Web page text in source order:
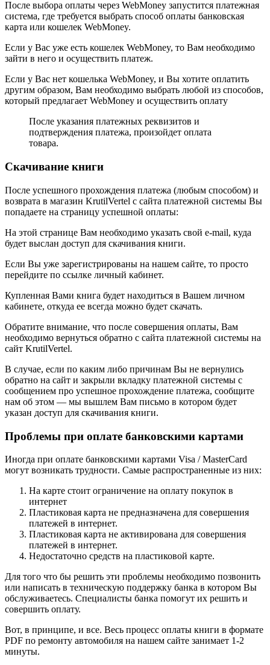
После выбора оплаты через WebMoney запустится платежная
система, где требуется выбрать способ оплаты банковская
карта или кошелек WebMoney.
Если у Вас уже есть кошелек WebMoney, то Вам необходимо
зайти в него и осуществить платеж.
Если у Вас нет кошелька WebMoney, и Вы хотите оплатить
другим образом, Вам необходимо выбрать любой из способов,
который предлагает WebMoney и осуществить оплату
После указания платежных реквизитов и
подтверждения платежа, произойдет оплата
товара.
Скачивание книги
После успешного прохождения платежа (любым способом) и
возврата в магазин KrutilVertel с сайта платежной системы Вы
попадаете на страницу успешной оплаты:
На этой странице Вам необходимо указать свой e-mail, куда
будет выслан доступ для скачивания книги.
Если Вы уже зарегистрированы на нашем сайте, то просто
перейдите по ссылке личный кабинет.
Купленная Вами книга будет находиться в Вашем личном
кабинете, откуда ее всегда можно будет скачать.
Обратите внимание, что после совершения оплаты, Вам
необходимо вернуться обратно с сайта платежной системы на
сайт KrutilVertel.
В случае, если по каким либо причинам Вы не вернулись
обратно на сайт и закрыли вкладку платежной системы с
сообщением про успешное прохождение платежа, сообщите
нам об этом — мы вышлем Вам письмо в котором будет
указан доступ для скачивания книги.
Проблемы при оплате банковскими картами
Иногда при оплате банковскими картами Visa / MasterCard
могут возникать трудности. Самые распространенные из них:
На карте стоит ограничение на оплату покупок в
интернет
Пластиковая карта не предназначена для совершения
платежей в интернет.
Пластиковая карта не активирована для совершения
платежей в интернет.
Недостаточно средств на пластиковой карте.
Для того что бы решить эти проблемы необходимо позвонить
или написать в техническую поддержку банка в котором Вы
обслуживаетесь. Специалисты банка помогут их решить и
совершить оплату.
Вот, в принципе, и все. Весь процесс оплаты книги в формате
PDF по ремонту автомобиля на нашем сайте занимает 1-2
минуты.